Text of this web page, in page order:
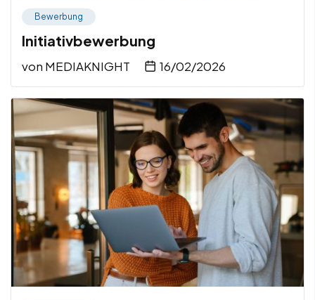
Bewerbung
Initiativbewerbung
von MEDIAKNIGHT 16/02/2026